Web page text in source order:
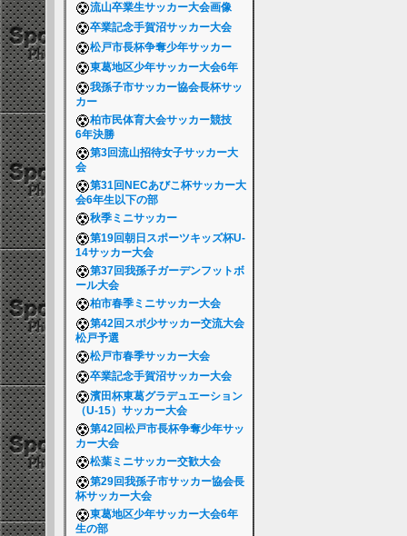
流山卒業生サッカー大会画像
卒業記念手賀沼サッカー大会
松戸市長杯争奪少年サッカー
東葛地区少年サッカー大会6年
我孫子市サッカー協会長杯サッ
カー
柏市民体育大会サッカー競技
6年決勝
第3回流山招待女子サッカー大
会
第31回NECあびこ杯サッカー大
会6年生以下の部
秋季ミニサッカー
第19回朝日スポーツキッズ杯U-
14サッカー大会
第37回我孫子ガーデンフットボ
ール大会
柏市春季ミニサッカー大会
第42回スポ少サッカー交流大会
松戸予選
松戸市春季サッカー大会
卒業記念手賀沼サッカー大会
濱田杯東葛グラデュエーション
（U-15）サッカー大会
第42回松戸市長杯争奪少年サッ
カー大会
松葉ミニサッカー交歓大会
第29回我孫子市サッカー協会長
杯サッカー大会
東葛地区少年サッカー大会6年
生の部